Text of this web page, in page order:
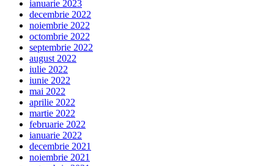
ianuarie 2023
decembrie 2022
noiembrie 2022
octombrie 2022
septembrie 2022
august 2022
iulie 2022
iunie 2022
mai 2022
aprilie 2022
martie 2022
februarie 2022
ianuarie 2022
decembrie 2021
noiembrie 2021